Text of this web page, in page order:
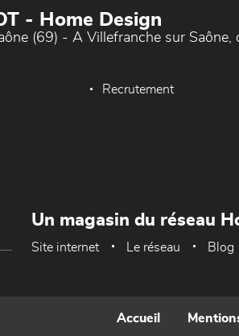
- Home Design
(69) - A Villefranche sur Saône,
Recrutement
Un magasin du réseau
Site internet Le réseau Blog
Accueil